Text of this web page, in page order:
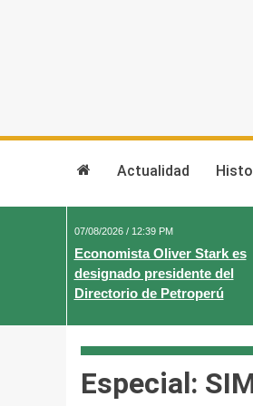
Actualidad
07/08/2026 / 12:39 PM
Economista Oliver Stark es
designado presidente del
Directorio de Petroperú
Especial: